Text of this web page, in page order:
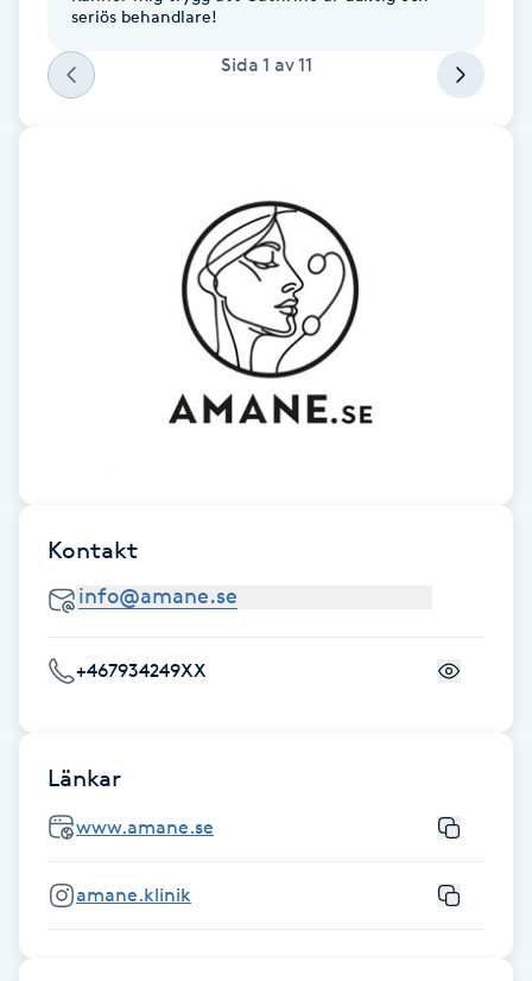
Fransk manikyr
Fransrengöring
Föning
Gellack
seriös behandlare!
Sida 1 av11
Kontakt
+467934249XX
Länkar
www.amane.se
amane.klinik